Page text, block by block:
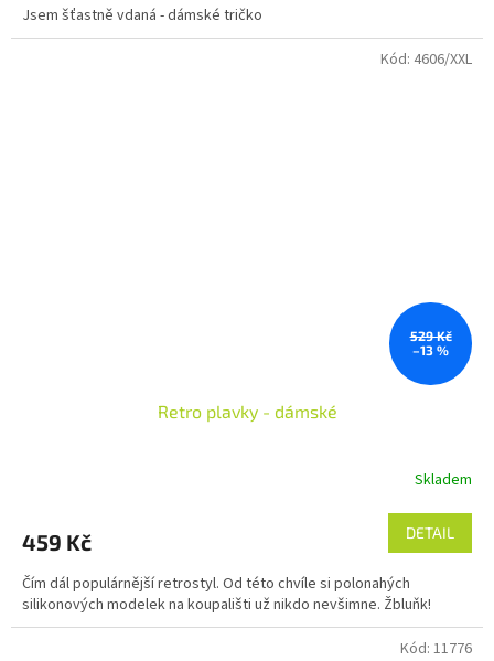
Jsem šťastně vdaná - dámské tričko
529 Kč
–13 %
Retro plavky - dámské
Skladem
459 Kč DETAIL
Čím dál populárnější retrostyl. Od této chvíle si polonahých
silikonových modelek na koupališti už nikdo nevšimne. Žbluňk!
Kód: 4606/XXL
Kód: 11776